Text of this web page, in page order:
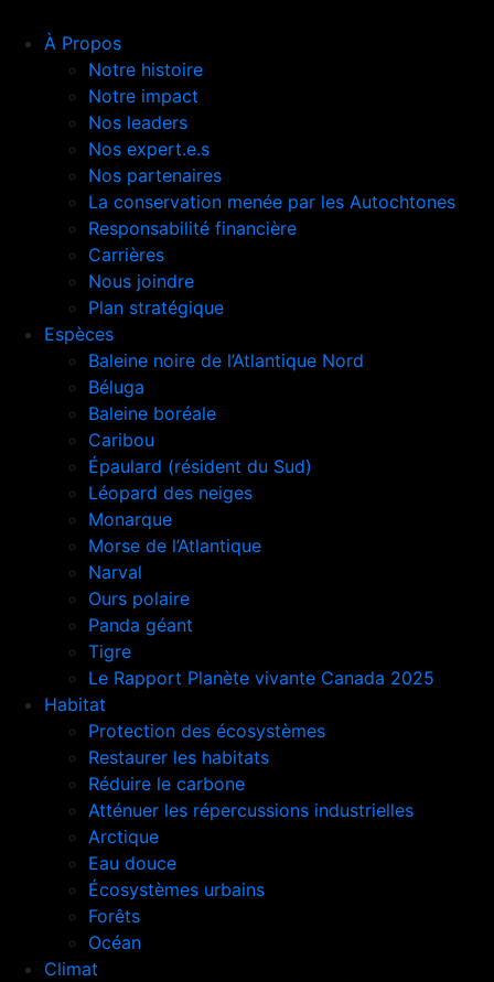
À Propos
Notre histoire
Notre impact
Nos leaders
Nos expert.e.s
Nos partenaires
La conservation menée par les Autochtones
Responsabilité financière
Carrières
Nous joindre
Plan stratégique
Espèces
Baleine noire de l’Atlantique Nord
Béluga
Baleine boréale
Caribou
Épaulard (résident du Sud)
Léopard des neiges
Monarque
Morse de l’Atlantique
Narval
Ours polaire
Panda géant
Tigre
Le Rapport Planète vivante Canada 2025
Habitat
Protection des écosystèmes
Restaurer les habitats
Réduire le carbone
Atténuer les répercussions industrielles
Arctique
Eau douce
Écosystèmes urbains
Forêts
Océan
Climat